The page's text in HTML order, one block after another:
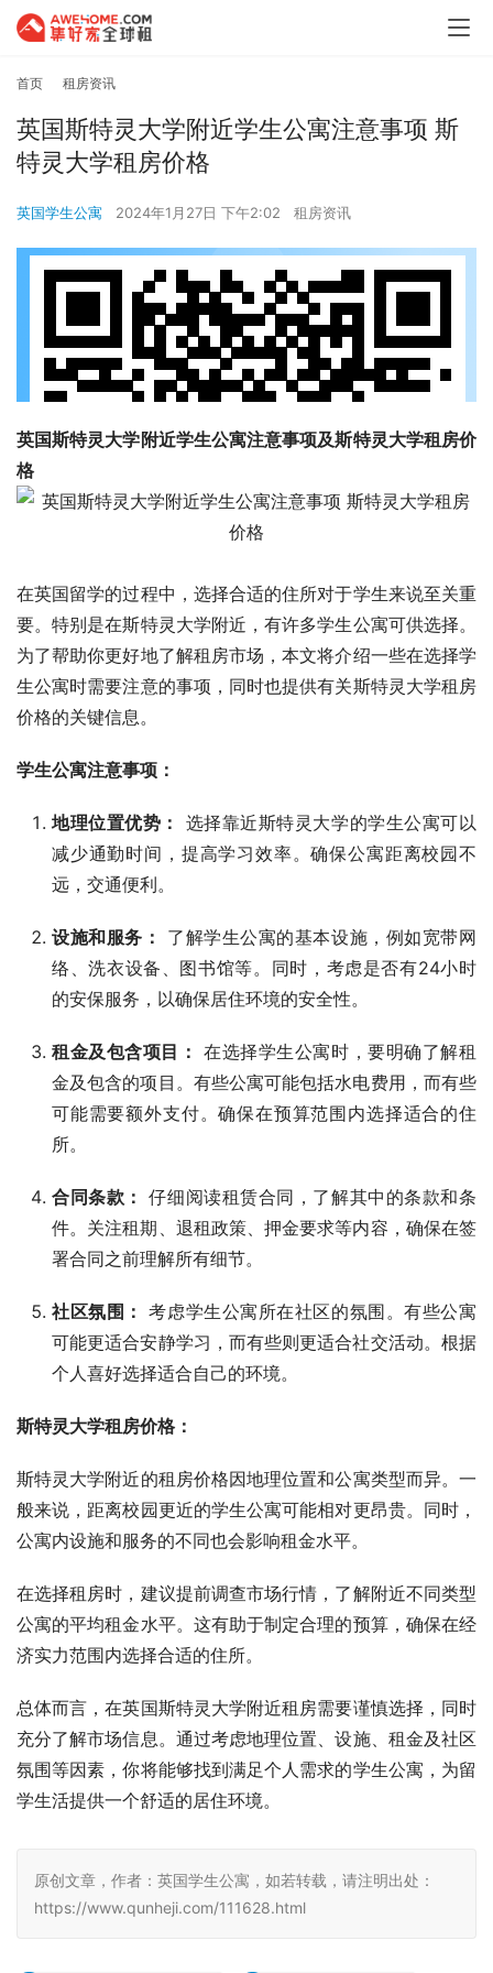
首页 租房资讯
英国斯特灵大学附近学生公寓注意事项 斯
特灵大学租房价格
英国学生公寓 2024年1月27日 下午2:02 租房资讯
英国斯特灵大学附近学生公寓注意事项及斯特灵大学租房价
格
在英国留学的过程中，选择合适的住所对于学生来说至关重
要。特别是在斯特灵大学附近，有许多学生公寓可供选择。
为了帮助你更好地了解租房市场，本文将介绍一些在选择学
生公寓时需要注意的事项，同时也提供有关斯特灵大学租房
价格的关键信息。
学生公寓注意事项：
地理位置优势：
选择靠近斯特灵大学的学生公寓可以
减少通勤时间，提高学习效率。确保公寓距离校园不
远，交通便利。
设施和服务：
了解学生公寓的基本设施，例如宽带网
络、洗衣设备、图书馆等。同时，考虑是否有24小时
的安保服务，以确保居住环境的安全性。
租金及包含项目： 在选择学生公寓时，要明确了解租
金及包含的项目。有些公寓可能包括水电费用，而有些
可能需要额外支付。确保在预算范围内选择适合的住
所。
合同条款： 仔细阅读租赁合同，了解其中的条款和条
件。关注租期、退租政策、押金要求等内容，确保在签
署合同之前理解所有细节。
社区氛围： 考虑学生公寓所在社区的氛围。有些公寓
可能更适合安静学习，而有些则更适合社交活动。根据
个人喜好选择适合自己的环境。
斯特灵大学租房价格：
斯特灵大学附近的租房价格因地理位置和公寓类型而异。一
般来说，距离校园更近的学生公寓可能相对更昂贵。同时，
公寓内设施和服务的不同也会影响租金水平。
在选择租房时，建议提前调查市场行情，了解附近不同类型
公寓的平均租金水平。这有助于制定合理的预算，确保在经
济实力范围内选择合适的住所。
总体而言，在英国斯特灵大学附近租房需要谨慎选择，同时
充分了解市场信息。通过考虑地理位置、设施、租金及社区
氛围等因素，你将能够找到满足个人需求的学生公寓，为留
学生活提供一个舒适的居住环境。
原创文章，作者：英国学生公寓，如若转载，请注明出处：
https://www.qunheji.com/111628.html